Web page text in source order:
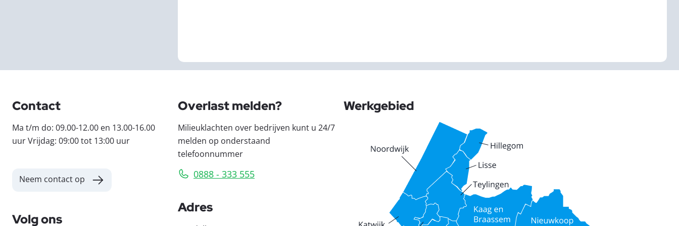
Contact
Ma t/m do: 09.00-12.00 en 13.00-16.00
uur Vrijdag: 09:00 tot 13:00 uur
Neem contact op
Volg ons
Overlast melden?
Milieuklachten over bedrijven kunt u 24/7
melden op onderstaand
telefoonnummer
0888 - 333 555
Adres
Werkgebied